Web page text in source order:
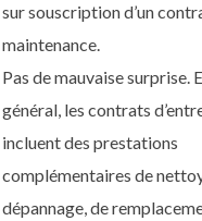
sur souscription d’un
maintenance.
Pas de mauvaise surprise.
général, les contrats
incluent des prestations
complémentaires de
dépannage, de